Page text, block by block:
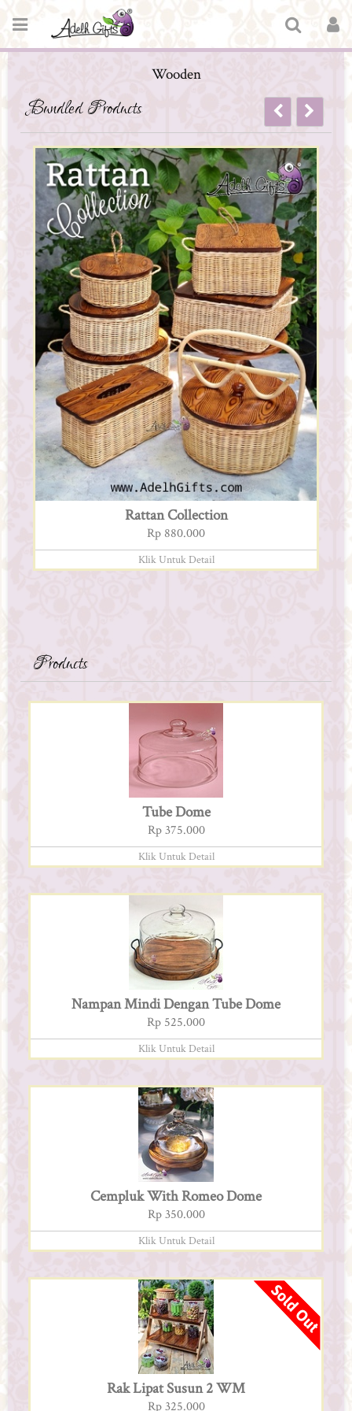
Wooden
Bundled Products
Rattan Collection
Rp 880.000
Klik Untuk Detail
Products
Tube Dome
Rp 375.000
Klik Untuk Detail
Nampan Mindi Dengan Tube Dome
Rp 525.000
Klik Untuk Detail
Cempluk With Romeo Dome
Rp 350.000
Klik Untuk Detail
Rak Lipat Susun 2 WM
Rp 325.000